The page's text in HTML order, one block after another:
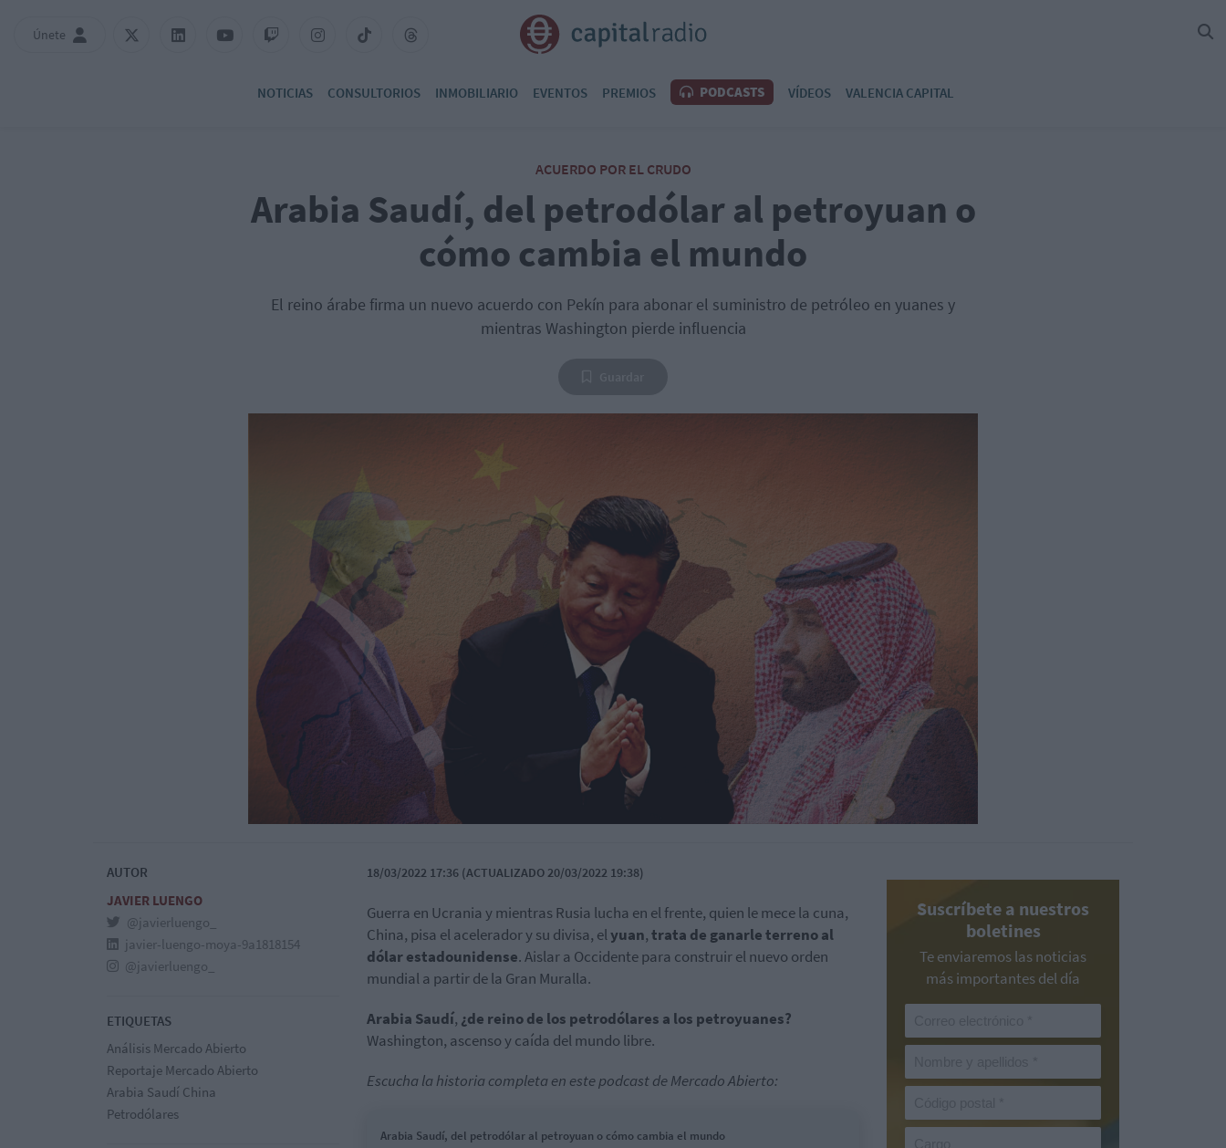
Únete
NOTICIAS CONSULTORIOS INMOBILIARIO EVENTOS PREMIOS PODCASTS VÍDEOS VALENCIA CAPITAL
ACUERDO POR EL CRUDO
Arabia Saudí, del petrodólar al petroyuan o
cómo cambia el mundo
El reino árabe firma un nuevo acuerdo con Pekín para abonar el suministro de petróleo en yuanes y
mientras Washington pierde influencia
AUTOR
JAVIER LUENGO
@javierluengo_
javier-luengo-moya-9a1818154
@javierluengo_
ETIQUETAS
Análisis Mercado Abierto
Reportaje Mercado Abierto
Arabia Saudí China
Petrodólares
18/03/2022 17:36 (ACTUALIZADO 20/03/2022 19:38)
Guerra en Ucrania y mientras Rusia lucha en el frente, quien le mece la cuna,
China, pisa el acelerador y su divisa, elyuan,trata de ganarle terreno al
dólar estadounidense. Aislar a Occidente para construir el nuevo orden
mundial a partir de la Gran Muralla.
Arabia Saudí, ¿de reino de los petrodólares a los petroyuanes?
Washington, ascenso y caída del mundo libre.
Escucha la historia completa en este podcast de Mercado Abierto:
Arabia Saudí, del petrodólar al petroyuan o cómo cambia el mundo
Suscríbete a nuestros
boletines
Te enviaremos las noticias
más importantes del día